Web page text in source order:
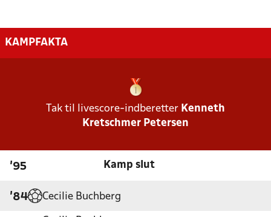
KAMPFAKTA
Tak til livescore-indberetter Kenneth
Kretschmer Petersen
'95 Kamp slut
'84 Cecilie Buchberg